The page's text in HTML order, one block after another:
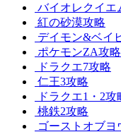
バイオレクイエ
紅の砂漠攻略
デイモン&ベイ
ポケモンZA攻略
ドラクエ7攻略
仁王3攻略
ドラクエ1・2攻
桃鉄2攻略
ゴーストオブヨ